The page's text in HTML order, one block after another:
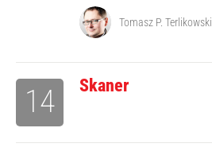
Tomasz P. Terlikowski
Skaner
14